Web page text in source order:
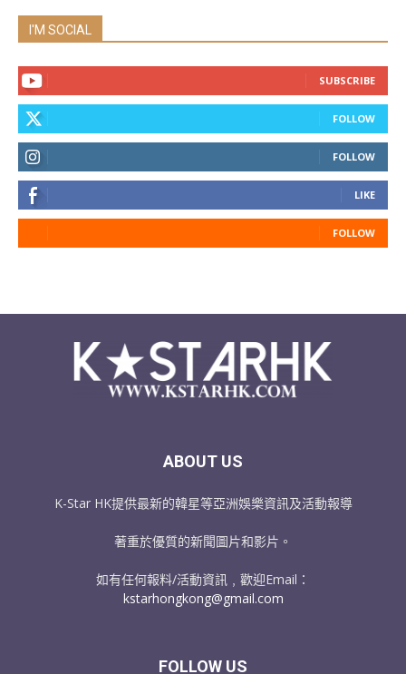
I'M SOCIAL
SUBSCRIBE
FOLLOW
FOLLOW
LIKE
FOLLOW
ABOUT US
K-Star HK提供最新的韓星等亞洲娛樂資訊及活動報導
著重於優質的新聞圖片和影片。
如有任何報料/活動資訊﹐歡迎Email：
kstarhongkong@gmail.com
FOLLOW US